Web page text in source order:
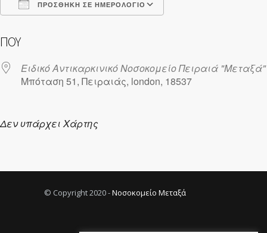
ΠΡΟΣΘΉΚΗ ΣΕ ΗΜΕΡΟΛΌΓΙΟ
ΠΟΎ
Ειδικό Αντικαρκινικό Νοσοκομείο Πειραιά "Μεταξά"
Μπόταση 51, Πειραιάς, london, 18537
Δεν υπάρχει Χάρτης
© Copyright 2020 -Νοσοκομείο Μεταξά